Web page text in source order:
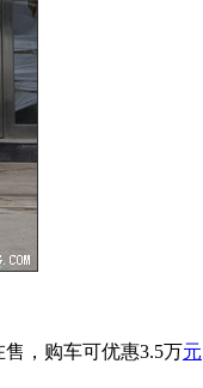
，购车可优惠3.5万元